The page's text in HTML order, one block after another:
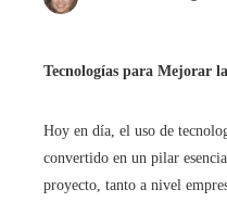
Tecnologías para Mejorar
Hoy en día, el uso de
convertido en un pilar
proyecto, tanto a nivel